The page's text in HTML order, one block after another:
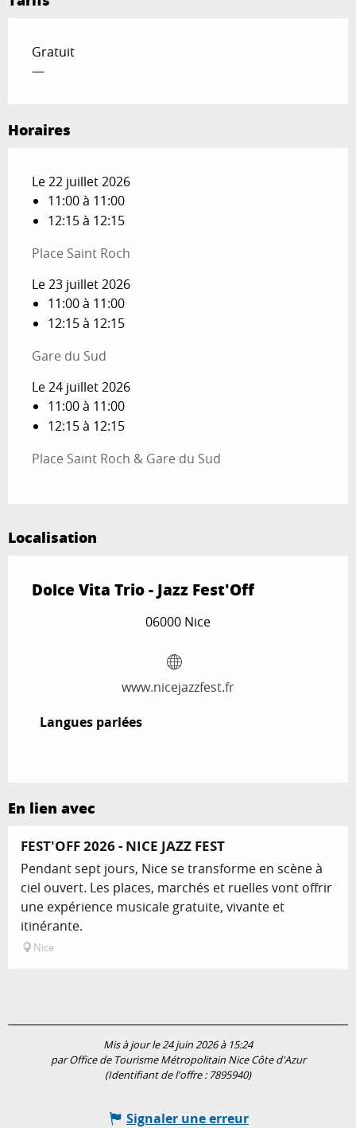
Gratuit
—
Horaires
Le 22 juillet 2026
11:00 à 11:00
12:15 à 12:15
Place Saint Roch
Le 23 juillet 2026
11:00 à 11:00
12:15 à 12:15
Gare du Sud
Le 24 juillet 2026
11:00 à 11:00
12:15 à 12:15
Place Saint Roch & Gare du Sud
Localisation
Dolce Vita Trio - Jazz Fest'Off
06000 Nice
www.nicejazzfest.fr
Langues parlées
Langues parlées
En lien avec
FEST'OFF 2026 - NICE JAZZ FEST
Pendant sept jours, Nice se transforme en scène à
ciel ouvert. Les places, marchés et ruelles vont offrir
une expérience musicale gratuite, vivante et
itinérante.
Nice
Mis à jour le 24 juin 2026 à 15:24
par Office de Tourisme Métropolitain Nice Côte d'Azur
(Identifiant de l'offre : 7895940)
Signaler une erreur